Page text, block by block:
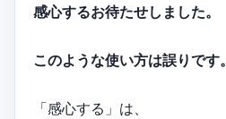
感心するお待たせしました。
このような使い方は誤りです。
「感心する」は、